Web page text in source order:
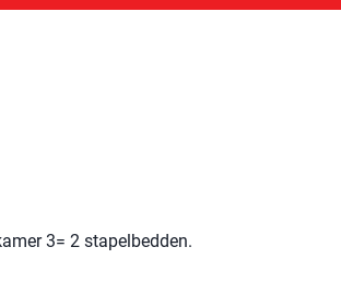
3= 2 stapelbedden.